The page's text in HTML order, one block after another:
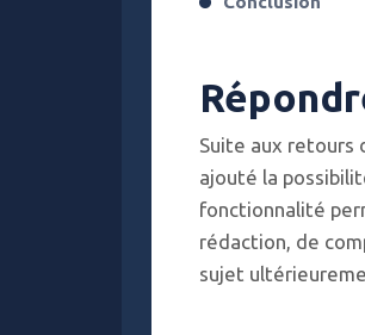
Suite aux retours
ajouté la
fonctionnalité
rédaction, de
sujet